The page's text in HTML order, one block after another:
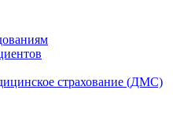
страхование (ДМС)